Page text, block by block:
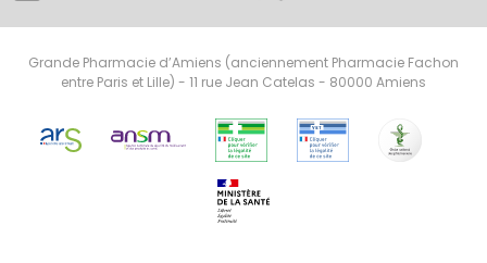
Grande Pharmacie d’Amiens (anciennement Pharmacie Fachon
entre Paris et Lille) - 11 rue Jean Catelas - 80000 Amiens